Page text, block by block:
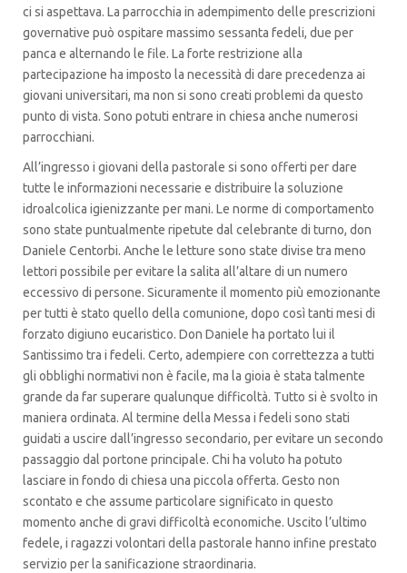
ci si aspettava. La parrocchia in adempimento delle prescrizioni
governative può ospitare massimo sessanta fedeli, due per
panca e alternando le file. La forte restrizione alla
partecipazione ha imposto la necessità di dare precedenza ai
giovani universitari, ma non si sono creati problemi da questo
punto di vista. Sono potuti entrare in chiesa anche numerosi
parrocchiani.
All’ingresso i giovani della pastorale si sono offerti per dare
tutte le informazioni necessarie e distribuire la soluzione
idroalcolica igienizzante per mani. Le norme di comportamento
sono state puntualmente ripetute dal celebrante di turno, don
Daniele Centorbi. Anche le letture sono state divise tra meno
lettori possibile per evitare la salita all’altare di un numero
eccessivo di persone. Sicuramente il momento più emozionante
per tutti è stato quello della comunione, dopo così tanti mesi di
forzato digiuno eucaristico. Don Daniele ha portato lui il
Santissimo tra i fedeli. Certo, adempiere con correttezza a tutti
gli obblighi normativi non è facile, ma la gioia è stata talmente
grande da far superare qualunque difficoltà. Tutto si è svolto in
maniera ordinata. Al termine della Messa i fedeli sono stati
guidati a uscire dall’ingresso secondario, per evitare un secondo
passaggio dal portone principale. Chi ha voluto ha potuto
lasciare in fondo di chiesa una piccola offerta. Gesto non
scontato e che assume particolare significato in questo
momento anche di gravi difficoltà economiche. Uscito l’ultimo
fedele, i ragazzi volontari della pastorale hanno infine prestato
servizio per la sanificazione straordinaria.